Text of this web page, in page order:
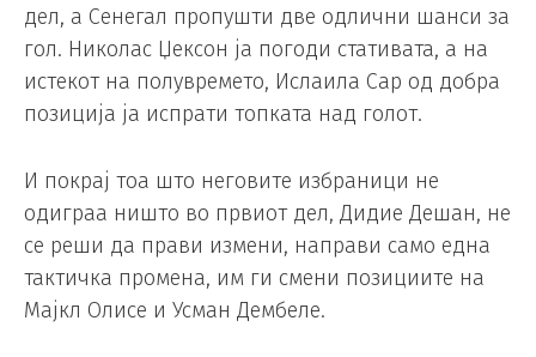
дел, а Сенегал пропушти две одлични шанси за
гол. Николас Џексон ја погоди стативата, а на
истекот на полувремето, Ислаила Сар од добра
позиција ја испрати топката над голот.
И покрај тоа што неговите избраници не
одиграа ништо во првиот дел, Дидие Дешан, не
се реши да прави измени, направи само една
тактичка промена, им ги смени позициите на
Мајкл Олисе и Усман Дембеле.